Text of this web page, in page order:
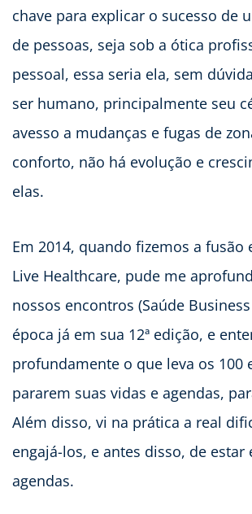
chave para explicar o sucesso de
de pessoas, seja sob a ótica
pessoal, essa seria ela, sem
ser humano, principalmente seu
avesso a mudanças e fugas de
conforto, não há evolução e
elas.
Em 2014, quando fizemos a fusão
Live Healthcare, pude me
nossos encontros (Saúde
época já em sua 12ª edição, e
profundamente o que leva os 100
pararem suas vidas e agendas,
Além disso, vi na prática a real
engajá-los, e antes disso, de estar
agendas.